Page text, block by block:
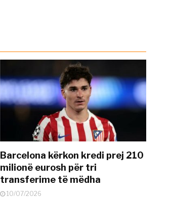
Barcelona kërkon kredi prej 210
milionë eurosh për tri
transferime të mëdha
10/07/2026